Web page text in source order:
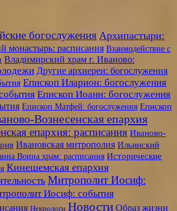
богослужения Архипастыри:
монастырь: расписания Взаимодействие с
Владимирский храм г. Иваново:
Другие архиереи: богослужения
Епископ Иларион: богослужения
Епископ Иоанн: богослужения
Епископ Матфей: богослужения Епископ
Вознесенская епархия
епархия: расписания Иваново-
Ивановская митрополия Ильинский
Воина храм: расписания Исторические
Кинешемская епархия
Митрополит Иосиф:
Иосиф: события
Некрологи Новости Образ жизни